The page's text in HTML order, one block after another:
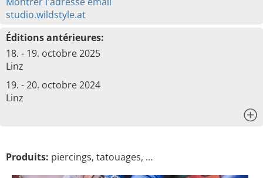
studio.wildstyle.at
Éditions antérieures:
18. - 19. octobre 2025
Linz
19. - 20. octobre 2024
Linz
Produits: piercings, tatouages, …